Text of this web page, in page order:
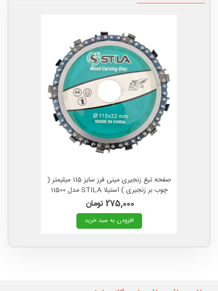
صفحه تیغ زنجیری مینی فرز سایز 115 میلیمتر (
چوب بر زنجیری ) استیلا STILA مدل 11500
275,000 تومان
افزودن به سبد خرید